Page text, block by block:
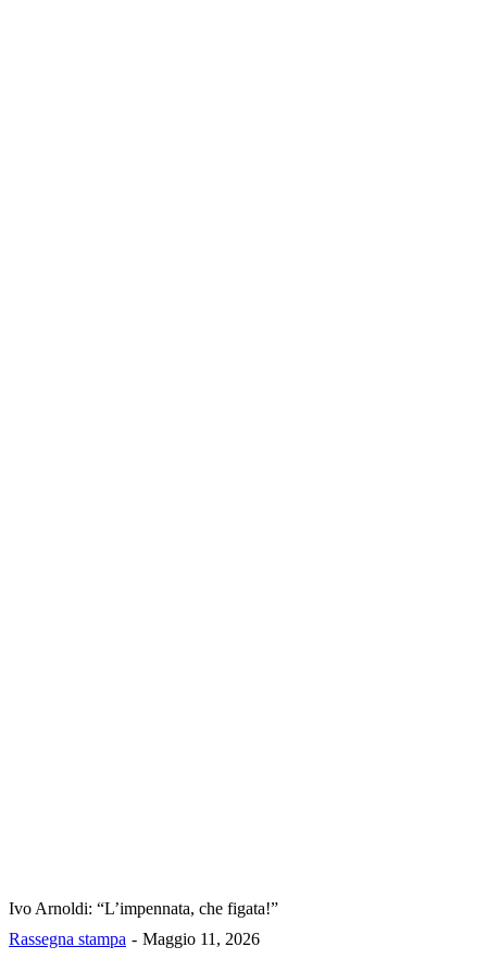
Ivo Arnoldi: “L’impennata, che figata!”
Rassegna stampa
Maggio 11, 2026